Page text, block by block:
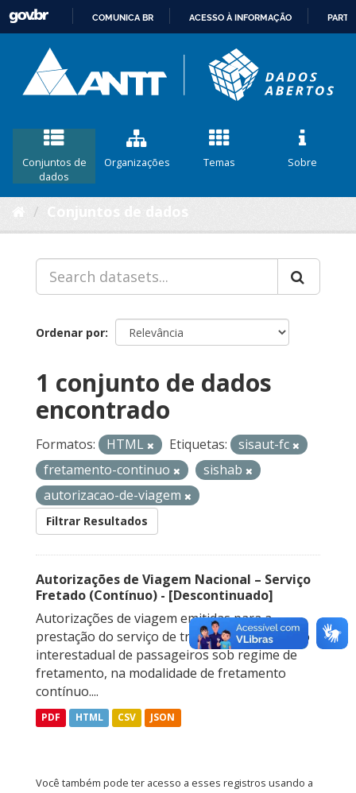
CONTEÚDO
COMUNICA BR ACESSO À INFORMAÇÃO
Conjuntos de
dados
Organizações Temas Sobre
Ordenar por
1 conjunto de dados
encontrado
Formatos: HTML Etiquetas:
sisaut-fc
fretamento-continuo
sishab
autorizacao-de-viagem
Filtrar Resultados
Autorizações de Viagem Nacional – Serviço
Fretado (Contínuo) - [Descontinuado]
Autorizações de viagem emitidas para a
prestação do serviço de transporte rodoviário
interestadual de passageiros sob regime de
fretamento, na modalidade de fretamento
contínuo....
PDF HTML CSV JSON
Você também pode ter acesso a esses registros usando a